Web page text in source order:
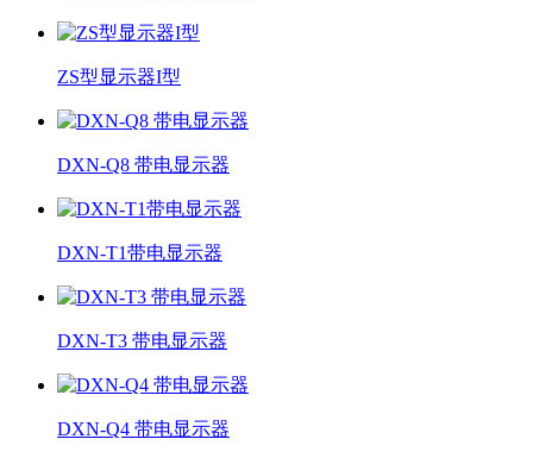
ZS型显示器I型
DXN-Q8 带电显示器
DXN-T1带电显示器
DXN-T3 带电显示器
DXN-Q4 带电显示器